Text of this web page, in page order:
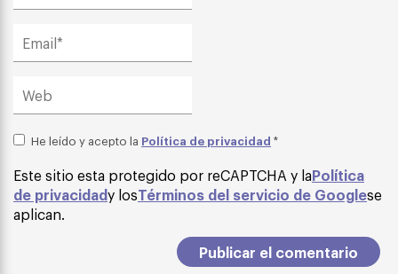
He leído y acepto la Política de privacidad *
Este sitio esta protegido por reCAPTCHA y laPolítica
de privacidady losTérminos del servicio de Googlese
aplican.